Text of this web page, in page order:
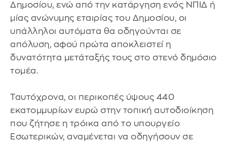
Δημοσίου, ενώ από την κατάργηση ενός ΝΠΙΔ ή
μίας ανώνυμης εταιρίας του Δημοσίου, οι
υπάλληλοι αυτόματα θα οδηγούνται σε
απόλυση, αφού πρώτα αποκλειστεί η
δυνατότητα μετάταξής τους στο στενό δημόσιο
τομέα.
Ταυτόχρονα, οι περικοπές ύψους 440
εκατομμυρίων ευρώ στην τοπική αυτοδιοίκηση
που ζήτησε η τρόικα από το υπουργείο
Εσωτερικών, αναμένεται να οδηγήσουν σε